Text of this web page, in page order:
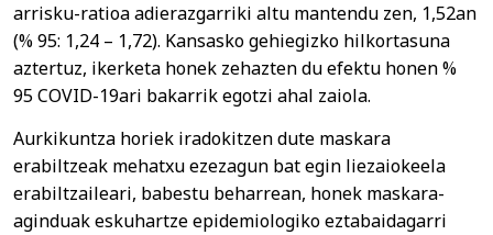
arrisku-ratioa adierazgarriki altu mantendu zen, 1,52an
(% 95: 1,24 – 1,72). Kansasko gehiegizko hilkortasuna
aztertuz, ikerketa honek zehazten du efektu honen %
95 COVID-19ari bakarrik egotzi ahal zaiola.
Aurkikuntza horiek iradokitzen dute maskara
erabiltzeak mehatxu ezezagun bat egin liezaiokeela
erabiltzaileari, babestu beharrean, honek maskara-
aginduak eskuhartze epidemiologiko eztabaidagarri